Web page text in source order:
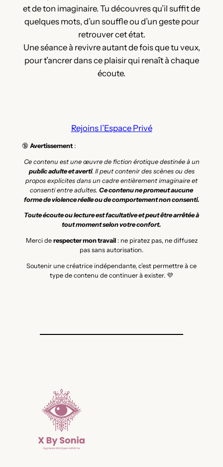
et de ton imaginaire. Tu découvres qu’il suffit de
quelques mots, d’un souffle ou d’un geste pour
retrouver cet état.
Une séance à revivre autant de fois que tu veux,
pour t’ancrer dans ce plaisir qui renaît à chaque
écoute.
Rejoins l’Espace Privé
🔞 Avertissement:
Ce contenu est une œuvre de fiction érotique destinée à un
public adulte et averti. Il peut contenir des scènes ou des
propos explicites dans un cadre entièrement imaginaire et
consenti entre adultes. Ce contenu ne promeut aucune
forme de violence réelle ou de comportement non consenti.
Toute écoute ou lecture est facultative et peut être arrêtée à
tout moment selon votre confort.
Merci de respecter mon travail: ne piratez pas, ne diffusez
pas sans autorisation.
Soutenir une créatrice indépendante, c’est permettre à ce
type de contenu de continuer à exister. 💜